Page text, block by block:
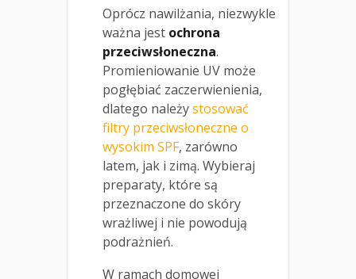
Oprócz nawilżania, niezwykle
ważna jest ochrona
przeciwsłoneczna.
Promieniowanie UV może
pogłębiać zaczerwienienia,
dlatego należystosować
filtry przeciwsłoneczne o
wysokim SPF, zarówno
latem, jak i zimą. Wybieraj
preparaty, które są
przeznaczone do skóry
wrażliwej i nie powodują
podrażnień.
W ramach domowej